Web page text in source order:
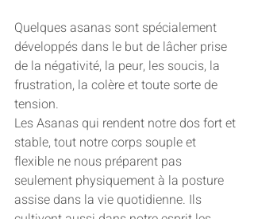
Quelques asanas sont spécialement
développés dans le but de lâcher prise
de la négativité, la peur, les soucis, la
frustration, la colère et toute sorte de
tension.
Les Asanas qui rendent notre dos fort et
stable, tout notre corps souple et
flexible ne nous préparent pas
seulement physiquement à la posture
assise dans la vie quotidienne. Ils